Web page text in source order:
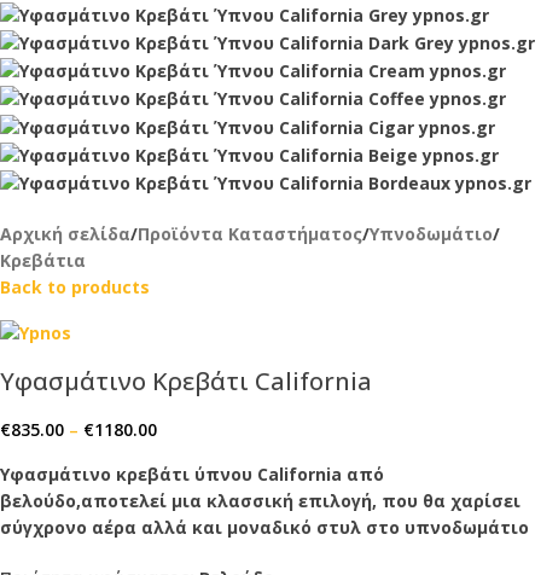
Αρχική σελίδα/Προϊόντα Καταστήματος/Υπνοδωμάτιο/
Κρεβάτια
Back to products
Υφασμάτινο Κρεβάτι California
€835.00 – €1180.00
Υφασμάτινο κρεβάτι ύπνου California από
βελούδο,αποτελεί μια κλασσική επιλογή, που θα χαρίσει
σύγχρονο αέρα αλλά και μοναδικό στυλ στο υπνοδωμάτιο